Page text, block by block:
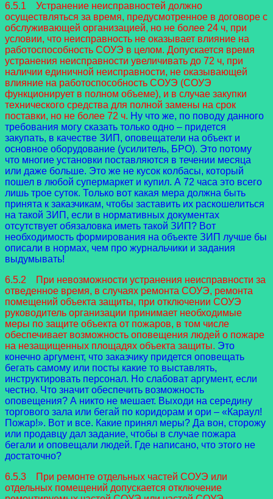
6.5.1 Устранение неисправностей должно
осуществляться за время, предусмотренное в договоре с
обслуживающей организацией, но не более 24 ч, при
условии, что неисправность не оказывает влияние на
работоспособность СОУЭ в целом. Допускается время
устранения неисправности увеличивать до 72 ч, при
наличии единичной неисправности, не оказывающей
влияние на работоспособность СОУЭ (СОУЭ
функционирует в полном объеме), и в случае закупки
технического средства для полной замены на срок
поставки, но не более 72 ч. Ну что же, по поводу данного
требования могу сказать только одно – придется
закупать, в качестве ЗИП, оповещатели на объект и
основное оборудование (усилитель, БРО). Это потому
что многие установки поставляются в течении месяца
или даже больше. Это же не кусок колбасы, который
пошел в любой супермаркет и купил. А 72 часа это всего
лишь трое суток. Только вот какая мера должна быть
принята к заказчикам, чтобы заставить их раскошелиться
на такой ЗИП, если в нормативных документах
отсутствует обязаловка иметь такой ЗИП? Вот
необходимость формирования на объекте ЗИП лучше бы
описали в нормах, чем про журнальчики и задания
выдумывать!
6.5.2 При невозможности устранения неисправности за
отведенное время, в случаях ремонта СОУЭ, ремонта
помещений объекта защиты, при отключении СОУЭ
руководитель организации принимает необходимые
меры по защите объекта от пожаров, в том числе
обеспечивает возможность оповещения людей о пожаре
на незащищенных площадях объекта защиты. Это
конечно аргумент, что заказчику придется оповещать
бегать самому или посты какие то выставлять,
инструктировать персонал. Но слабоват аргумент, если
честно. Что значит обеспечить возможность
оповещения? А никто не мешает. Выходи на середину
торгового зала или бегай по коридорам и ори – «Караул!
Пожар!». Вот и все. Какие принял меры? Да вон, сторожу
или продавцу дал задание, чтобы в случае пожара
бегали и оповещали людей. Где написано, что этого не
достаточно?
6.5.3 При ремонте отдельных частей СОУЭ или
отдельных помещений допускается отключение